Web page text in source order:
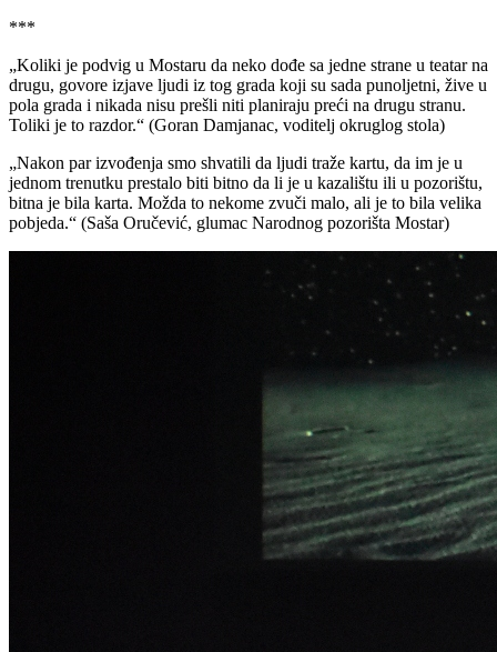
***
„Koliki je podvig u Mostaru da neko dođe sa jedne strane u teatar na
drugu, govore izjave ljudi iz tog grada koji su sada punoljetni, žive u
pola grada i nikada nisu prešli niti planiraju preći na drugu stranu.
Toliki je to razdor.“ (Goran Damjanac, voditelj okruglog stola)
„Nakon par izvođenja smo shvatili da ljudi traže kartu, da im je u
jednom trenutku prestalo biti bitno da li je u kazalištu ili u pozorištu,
bitna je bila karta. Možda to nekome zvuči malo, ali je to bila velika
pobjeda.“ (Saša Oručević, glumac Narodnog pozorišta Mostar)